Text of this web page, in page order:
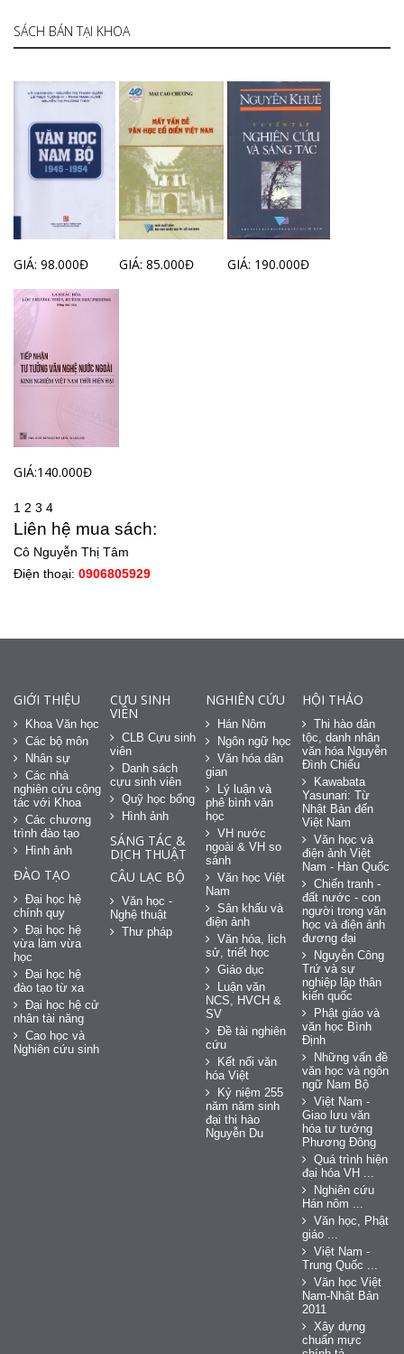
SÁCH BÁN TẠI KHOA
GIÁ: 98.000Đ GIÁ: 85.000Đ GIÁ: 190.000Đ
GIÁ:140.000Đ
1 2 3 4
Liên hệ mua sách:
Cô Nguyễn Thị Tâm
Điện thoại: 0906805929
GIỚI THIỆU
Khoa Văn học
Các bộ môn
Nhân sự
Các nhà
nghiên cứu cộng
tác với Khoa
Các chương
trình đào tạo
Hình ảnh
ĐÀO TẠO
Đại học hệ
chính quy
Đại học hệ
vừa làm vừa
học
Đại học hệ
đào tạo từ xa
Đại học hệ cử
nhân tài năng
Cao học và
Nghiên cứu sinh
CỰU SINH
VIÊN
CLB Cựu sinh
viên
Danh sách
cựu sinh viên
Quỹ học bổng
Hình ảnh
SÁNG TÁC &
DỊCH THUẬT
CÂU LẠC BỘ
Văn học -
Nghệ thuật
Thư pháp
NGHIÊN CỨU
Hán Nôm
Ngôn ngữ học
Văn hóa dân
gian
Lý luận và
phê bình văn
học
VH nước
ngoài & VH so
sánh
Văn học Việt
Nam
Sân khấu và
điện ảnh
Văn hóa, lịch
sử, triết học
Giáo dục
Luận văn
NCS, HVCH &
SV
Đề tài nghiên
cứu
Kết nối văn
hóa Việt
Kỷ niệm 255
năm năm sinh
đại thi hào
Nguyễn Du
HỘI THẢO
Thi hào dân
tộc, danh nhân
văn hóa Nguyễn
Đình Chiểu
Kawabata
Yasunari: Từ
Nhật Bản đến
Việt Nam
Văn học và
điện ảnh Việt
Nam - Hàn Quốc
Chiến tranh -
đất nước - con
người trong văn
học và điện ảnh
đương đại
Nguyễn Công
Trứ và sự
nghiệp lập thân
kiến quốc
Phật giáo và
văn học Bình
Định
Những vấn đề
văn học và ngôn
ngữ Nam Bộ
Việt Nam -
Giao lưu văn
hóa tư tưởng
Phương Đông
Quá trình hiện
đại hóa VH ...
Nghiên cứu
Hán nôm ...
Văn học, Phật
giáo ...
Việt Nam -
Trung Quốc ...
Văn học Việt
Nam-Nhật Bản
2011
Xây dựng
chuẩn mực